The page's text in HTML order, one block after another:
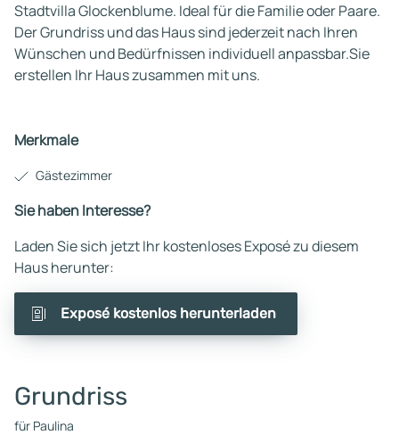
Stadtvilla Glockenblume. Ideal für die Familie oder Paare.
Der Grundriss und das Haus sind jederzeit nach Ihren
Wünschen und Bedürfnissen individuell anpassbar.Sie
erstellen Ihr Haus zusammen mit uns.
Merkmale
Gästezimmer
Sie haben Interesse?
Laden Sie sich jetzt Ihr kostenloses Exposé zu diesem
Haus herunter:
Exposé kostenlos herunterladen
Grundriss
für Paulina